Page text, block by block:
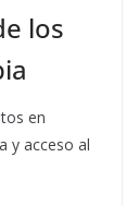
los
en
y acceso al